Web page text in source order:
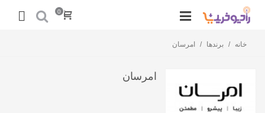
0
خانه / برندها / امرسان
امرسان